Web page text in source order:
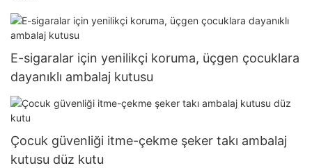
E-sigaralar için yenilikçi koruma, üçgen çocuklara
dayanıklı ambalaj kutusu
Çocuk güvenliği itme-çekme şeker takı ambalaj
kutusu düz kutu